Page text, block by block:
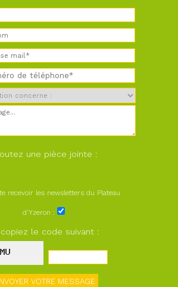
une pièce jointe :
recevoir les newsletters du Plateau
d'Yzeron :
le code suivant :